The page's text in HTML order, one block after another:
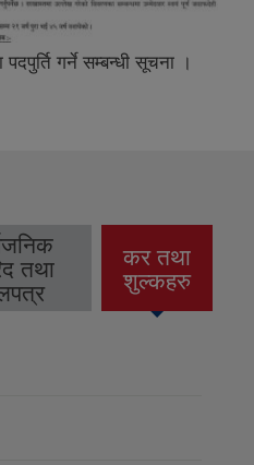
पदपुर्ति गर्ने सम्बन्धी सूचना ।
तथा
कर तथा
शुल्कहरु
(active
tab)